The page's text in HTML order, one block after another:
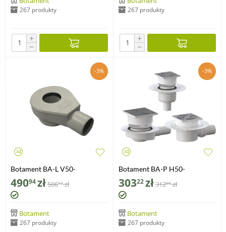
267 produkty
+
−
267 produkty
+
−
-3%
Botament BA-L V50-
VERTIKAL
49094zł50612 zł
Botament
267 produkty
-3%
Botament BA-P H50-
HORIZONTAL
30322zł31260 zł
Botament
267 produkty